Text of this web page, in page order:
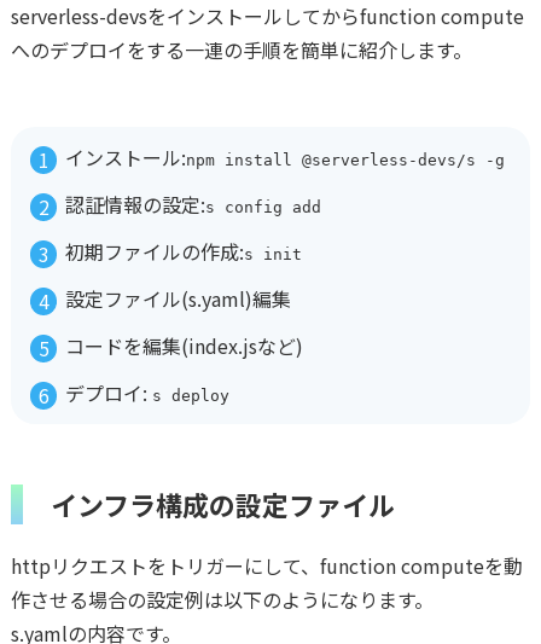
serverless-devsをインストールしてからfunction compute
へのデプロイをする一連の手順を簡単に紹介します。
インストール:npm install @serverless-devs/s -g
認証情報の設定:s config add
初期ファイルの作成:s init
設定ファイル(s.yaml)編集
コードを編集(index.jsなど)
デプロイ: s deploy
インフラ構成の設定ファイル
httpリクエストをトリガーにして、function computeを動
作させる場合の設定例は以下のようになります。
s.yamlの内容です。